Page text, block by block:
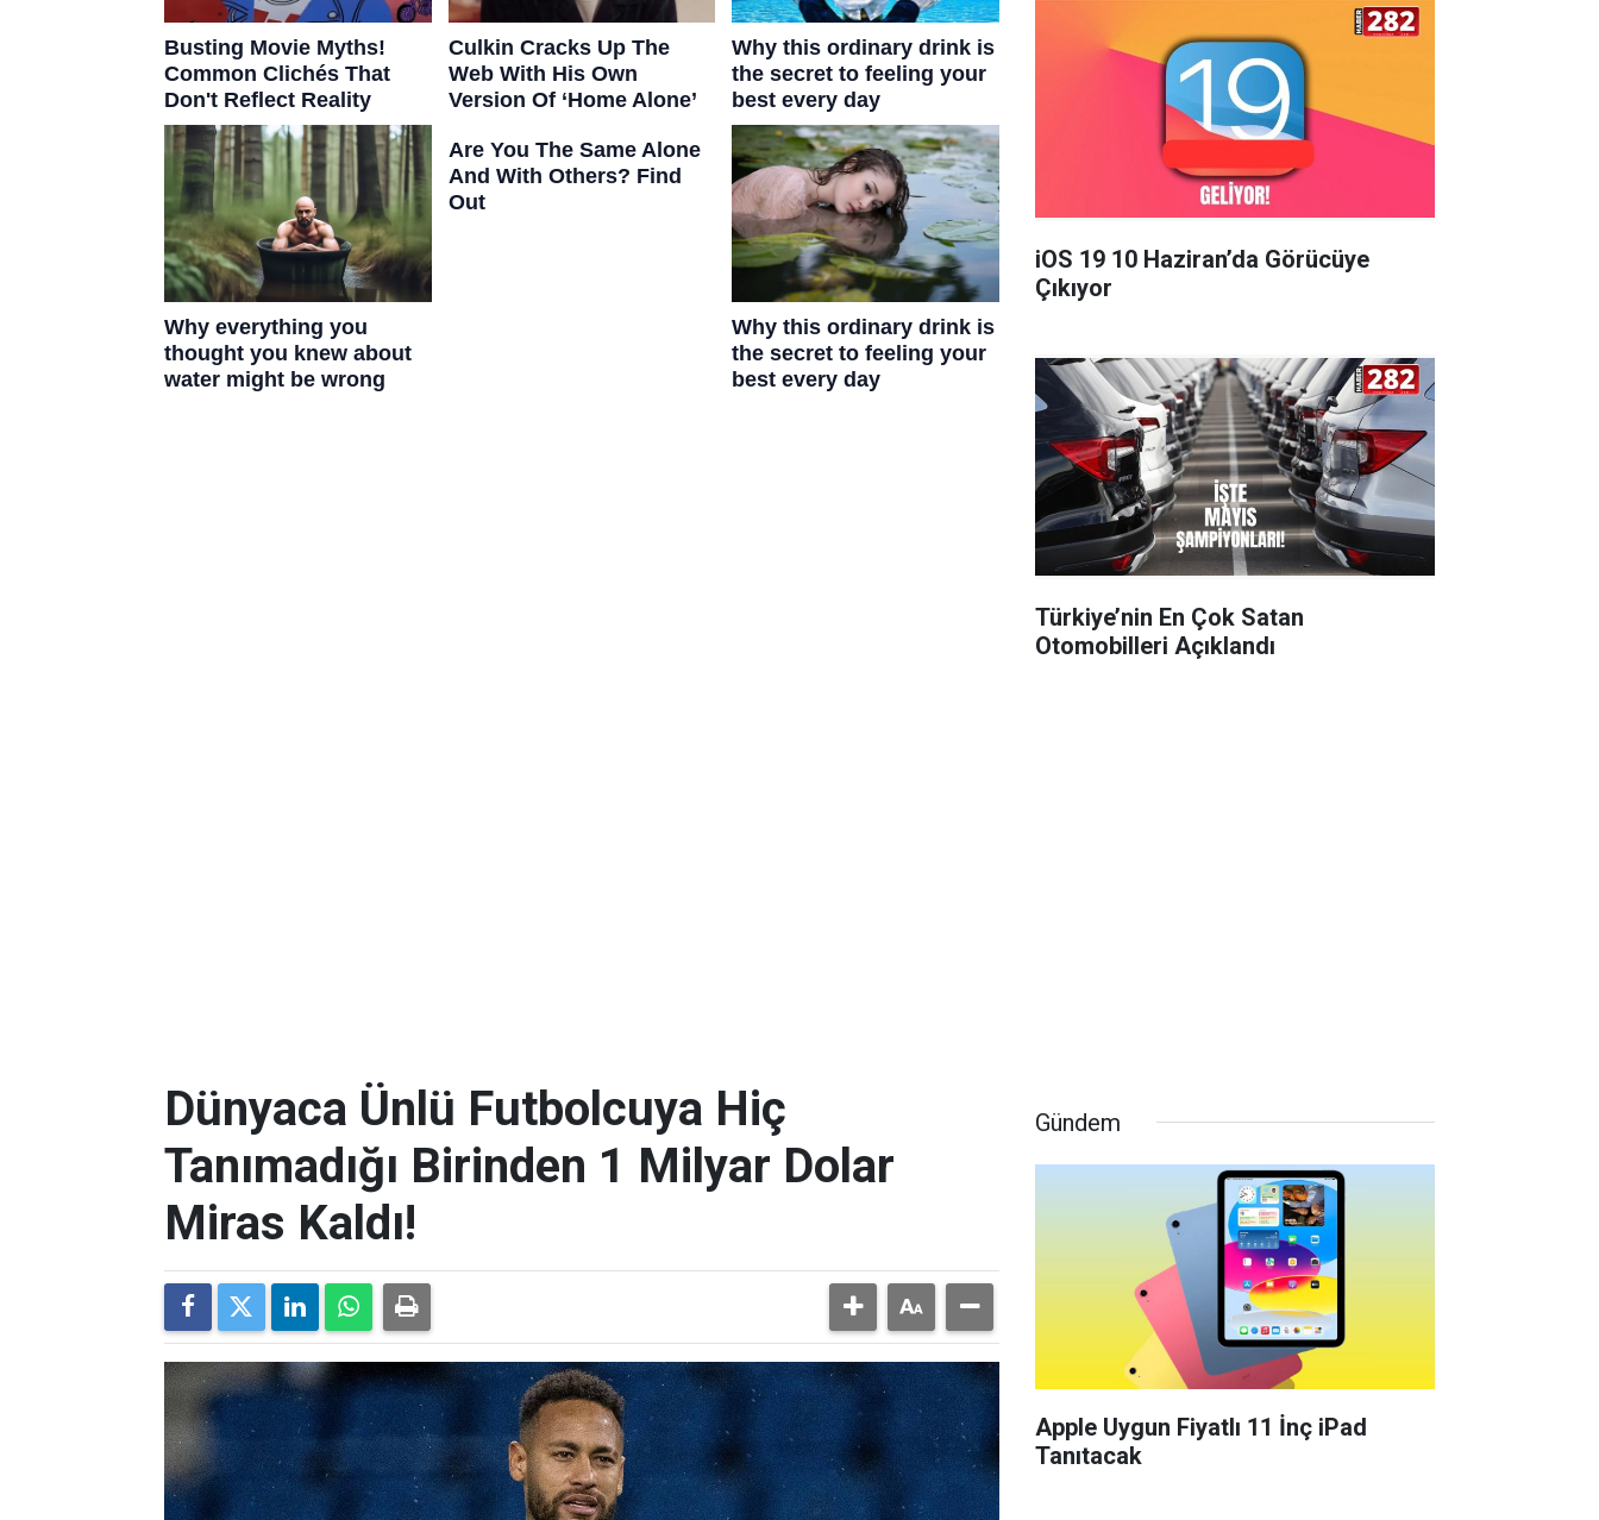
iOS 19 10 Haziran’da Görücüye
Çıkıyor
Türkiye’nin En Çok Satan
Otomobilleri Açıklandı
Dünyaca Ünlü Futbolcuya Hiç
Tanımadığı Birinden 1 Milyar Dolar
Miras Kaldı!
Gündem
Apple Uygun Fiyatlı 11 İnç iPad
Tanıtacak